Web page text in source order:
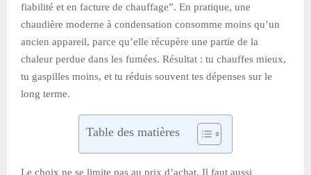
fiabilité et en facture de chauffage”. En pratique, une
chaudière moderne à condensation consomme moins qu’un
ancien appareil, parce qu’elle récupère une partie de la
chaleur perdue dans les fumées. Résultat : tu chauffes mieux,
tu gaspilles moins, et tu réduis souvent tes dépenses sur le
long terme.
Table des matières
Le choix ne se limite pas au prix d’achat. Il faut aussi